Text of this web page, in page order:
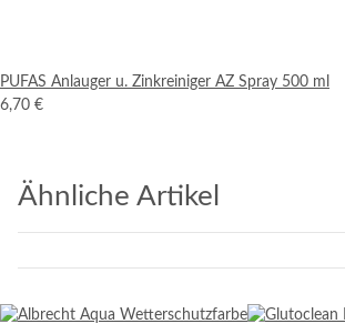
PUFAS Anlauger u. Zinkreiniger AZ Spray 500 ml
6,70 €
Ähnliche Artikel